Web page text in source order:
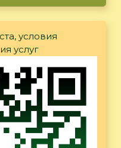
условия
услуг